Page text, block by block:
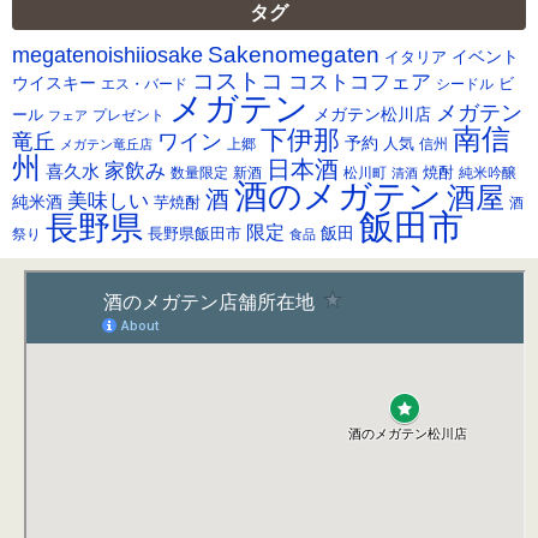
カ
イ
ブ
タグ
megatenoishiiosake Sakenomegaten イタリア イベント
ウイスキー エス・バード コストコ コストコフェア シードル ビ
ール フェア プレゼント メガテン メガテン松川店 メガテン
竜丘
メガテン竜丘店 ワイン 上郷 下伊那 予約 人気 信州 南信
州 喜久水 家飲み 数量限定 新酒 日本酒 松川町 清酒 焼酎 純米吟醸
純米酒 美味しい 芋焼酎 酒酒のメガテン 酒屋 酒
祭り 長野県 長野県飯田市 限定 食品 飯田 飯田市